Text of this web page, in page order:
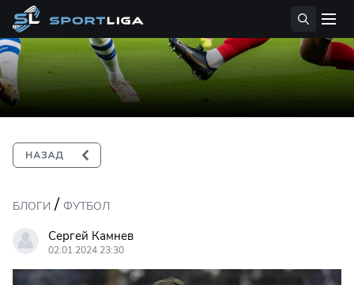
БЛОГИ / ФУТБОЛ
Сергей Камнев
02.01.2024 23:30